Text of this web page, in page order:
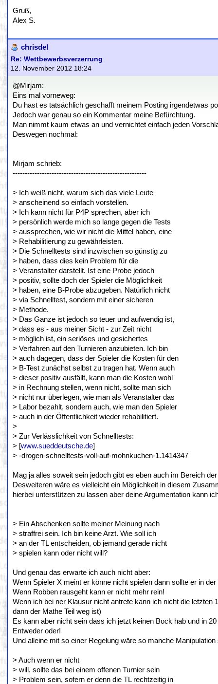
Gruß,
Alex S.
chrisdel
Re: Wettbewerbsverzerrung
12. November 2012 18:24
@Mirjam:
Eins mal vorneweg:
Du hast es tatsächlich geschafft meinem Posting irgendetwas
Jedoch war genau so ein Kommentar meine Befürchtung.
Man nimmt kaum etwas an und vernichtet einfach jeden
Deswegen nochmal:
Mirjam schrieb:
-------------------------------------------------------
> Ich weiß nicht, warum sich das viele Leute
> anscheinend so einfach vorstellen.
> Ich kann nicht für P4P sprechen, aber ich
> persönlich werde mich so lange gegen die Tests
> aussprechen, wie wir nicht die Mittel haben, eine
> Rehabilitierung zu gewährleisten.
> Die Schnelltests sind inzwischen so günstig zu
> haben, dass dies kein Problem für die
> Veranstalter darstellt. Ist eine Probe jedoch
> positiv, sollte doch der Spieler die Möglichkeit
> haben, eine B-Probe abzugeben. Natürlich nicht
> via Schnelltest, sondern mit einer sicheren
> Methode.
> Das Ganze ist jedoch so teuer und aufwendig ist,
> dass es - aus meiner Sicht - zur Zeit nicht
> möglich ist, ein seriöses und gesichertes
> Verfahren auf den Turnieren anzubieten. Ich bin
> auch dagegen, dass der Spieler die Kosten für den
> B-Test zunächst selbst zu tragen hat. Wenn auch
> dieser positiv ausfällt, kann man die Kosten wohl
> in Rechnung stellen, wenn nicht, sollte man sich
> nicht nur überlegen, wie man als Veranstalter das
> Labor bezahlt, sondern auch, wie man den Spieler
> auch in der Öffentlichkeit wieder rehabilitiert.
>
> Zur Verlässlichkeit von Schnelltests:
> [www.sueddeutsche.de]
> -drogen-schnelltests-voll-auf-mohnkuchen-1.1414347
Mag ja alles soweit sein jedoch gibt es eben auch im Bereich
Desweiteren wäre es vielleicht ein Möglichkeit in diesem
hierbei unterstützen zu lassen aber deine Argumentation kann
> Ein Abschenken sollte meiner Meinung nach
> straffrei sein. Ich bin keine Arzt. Wie soll ich
> an der TL entscheiden, ob jemand gerade nicht
> spielen kann oder nicht will?
Und genau das erwarte ich auch nicht aber:
Wenn Spieler X meint er könne nicht spielen dann sollte er in
Wenn Robben rausgeht kann er nicht mehr rein!
Wenn ich bei ner Klausur nicht antrete kann ich nicht die
dann der Mathe Teil weg ist)
Es kann aber nicht sein dass ich jetzt keinen Bock hab und in
Entweder oder!
Und alleine mit so einer Regelung wäre so manche
> Auch wenn er nicht
> will, sollte das bei einem offenen Turnier sein
> Problem sein, sofern er denn die TL rechtzeitig in